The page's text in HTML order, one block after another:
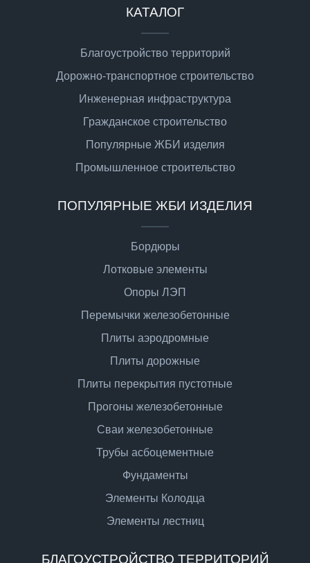
КАТАЛОГ
Благоустройство территорий
Дорожно-транспортное строительство
Инженерная инфраструктура
Гражданское строительство
Популярные ЖБИ изделия
Промышленное строительство
ПОПУЛЯРНЫЕ ЖБИ ИЗДЕЛИЯ
Бордюры
Лотковые элементы
Опоры ЛЭП
Перемычки железобетонные
Плиты аэродромные
Плиты дорожные
Плиты перекрытия пустотные
Прогоны железобетонные
Сваи железобетонные
Трубы асбоцементные
Фундаменты
Элементы Колодца
Элементы лестниц
БЛАГОУСТРОЙСТВО ТЕРРИТОРИЙ